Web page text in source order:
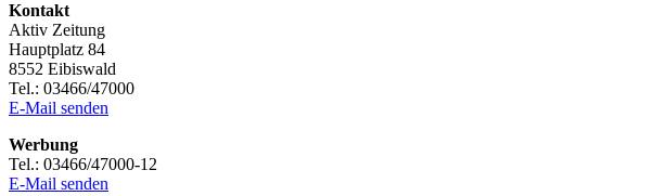
Kontakt
Aktiv Zeitung
Hauptplatz 84
8552 Eibiswald
Tel.: 03466/47000
E-Mail senden
Werbung
Tel.: 03466/47000-12
E-Mail senden